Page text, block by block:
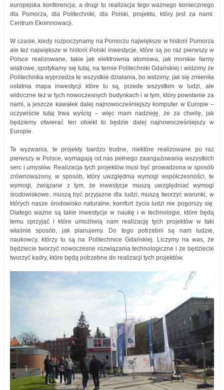
europejska konferencja, a drugi to realizacja tego ważnego koniecznego
dla Pomorza, dla Politechniki, dla Polski, projektu, który jest za nami:
Centrum Ekoinnowacji.
W czasie, kiedy rozpoczynamy na Pomorzu największe w historii Pomorza
ale też największe w historii Polski inwestycje, które są po raz pierwszy w
Polsce realizowane, takie jak elektrownia atomowa, jak morskie farmy
wiatrowe, spotykamy się tutaj, na ternie Politechniki Gdańskiej i widzimy że
Politechnika wyprzedza te wszystkie działania, bo widzimy, jak się zmieniła
ostatnia mapa inwestycji które tu są, przede wszystkim w ludzi, ale
widoczne też w tych nowoczesnych budynkach i w tym, który powstanie za
nami, a jeszcze kawałek dalej najnowocześniejszy komputer w Europie –
oczywiście tutaj trwa wyścig – więc mam nadzieję, że za chwilę, jak
będziemy otwierać ten obiekt to będzie dalej najnowocześniejszy w
Europie.
Te wyzwania, te projekty bardzo trudne, niektóre realizowane po raz
pierwszy w Polsce, wymagają od nas pełnego zaangażowania wszystkich
serc i umysłów. Realizacja tych projektów musi być prowadzona w sposób
zrównoważony, w sposób, który uwzględnia wymogi współczesności, te
wymogi, związane z tym, że inwestycje muszą uwzględniać wymogi
środowiskowe, muszą być przyjazne dla ludzi, muszą tworzyć warunki, w
których nasze środowisko naturalne, komfort życia ludzi nie pogorszy się.
Dlatego ważne są takie inwestycje w naukę i w technologie, które będą
temu sprzyjać i które umożliwią nam realizację tych projektów w taki
właśnie sposób, jak planujemy. Do tego potrzebni są nam ludzie,
naukowcy, którzy tu są na Politechnice Gdańskiej. Liczymy na was, że
będziecie tworzyć nowoczesne rozwiązania technologiczne i że będziecie
tworzyć kadry, które będą potrzebne do realizacji tych projektów.